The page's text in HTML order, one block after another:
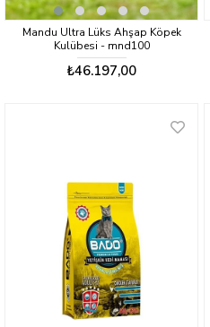
Mandu Ultra Lüks Ahşap Köpek
Kulübesi - mnd100
₺46.197,00